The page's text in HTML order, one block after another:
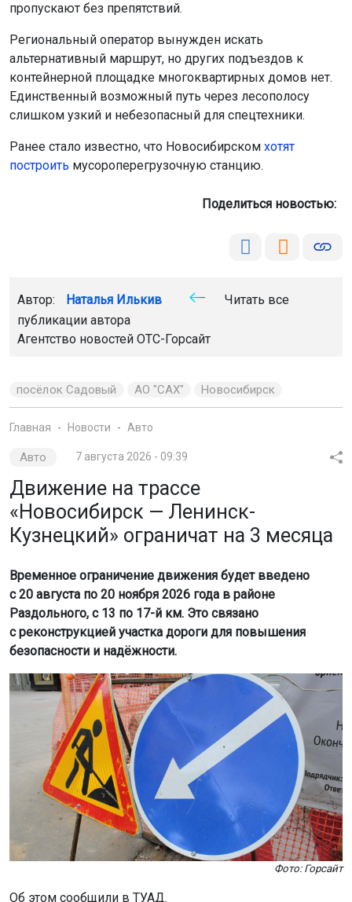
пропускают без препятствий.
Региональный оператор вынужден искать
альтернативный маршрут, но других подъездов к
контейнерной площадке многоквартирных домов нет.
Единственный возможный путь через лесополосу
слишком узкий и небезопасный для спецтехники.
Ранее стало известно, что Новосибирском хотят
построить мусороперегрузочную станцию.
Поделиться новостью:
Автор: Наталья Илькив
Читать все
публикации автора
Агентство новостей ОТС-Горсайт
посёлок Садовый АО "САХ" Новосибирск
Главная Новости Авто
Авто 7 августа 2026 - 09:39
Движение на трассе
«Новосибирск — Ленинск-
Кузнецкий» ограничат на 3 месяца
Временное ограничение движения будет введено
с 20 августа по 20 ноября 2026 года в районе
Раздольного, с 13 по 17-й км. Это связано
с реконструкцией участка дороги для повышения
безопасности и надёжности.
Фото: Горсайт
Об этом сообщили в ТУАД.